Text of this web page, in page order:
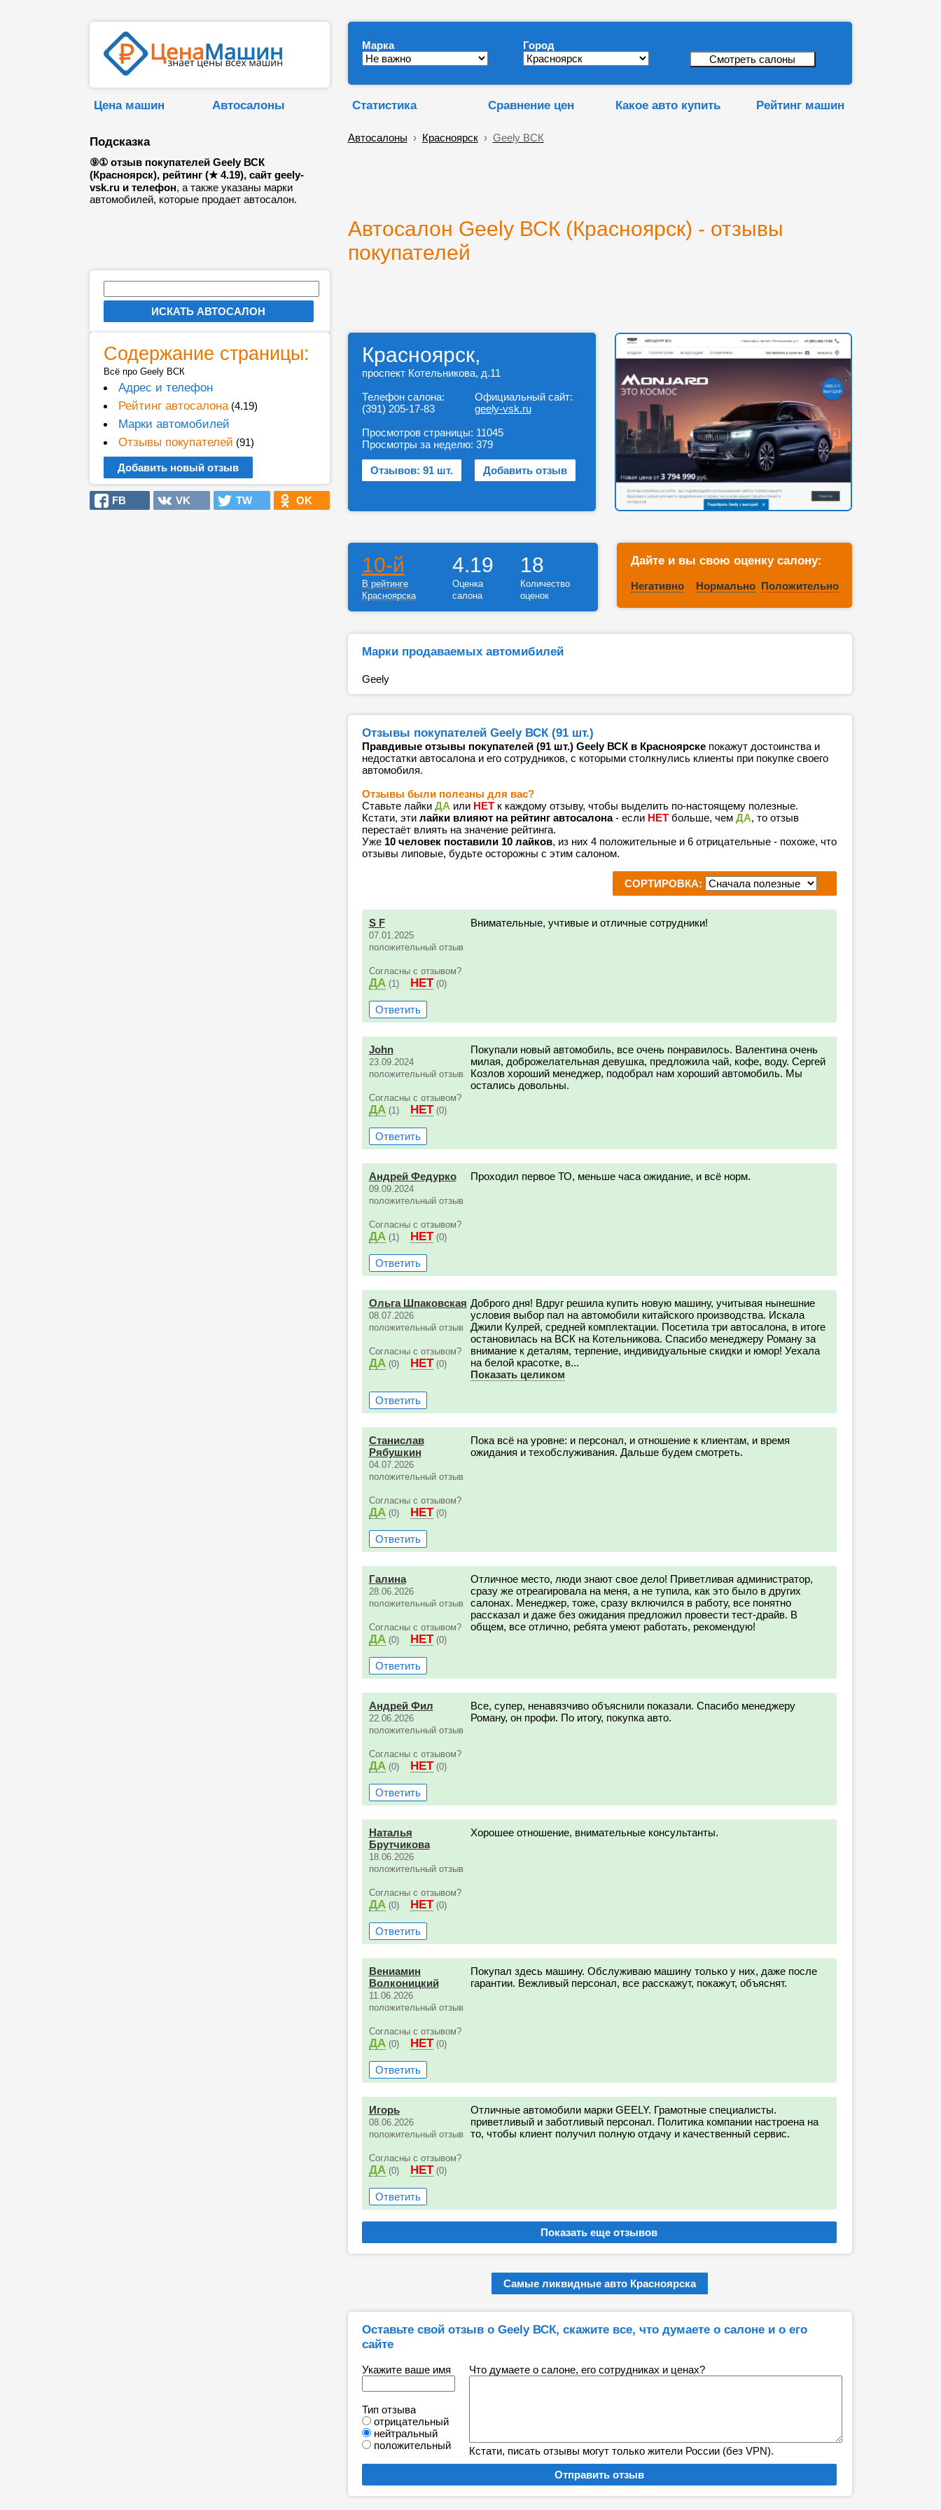
Марка Город
Цена машин Автосалоны Статистика Сравнение цен Какое авто купить Рейтинг машин
Подсказка
⑨① отзыв покупателей Geely ВСК
(Красноярск), рейтинг (★ 4.19), сайт geely-
vsk.ru и телефон, а также указаны марки
автомобилей, которые продает автосалон.
Автосалоны › Красноярск› Geely ВСК
Автосалон Geely ВСК (Красноярск) - отзывы
покупателей
Содержание страницы:
Всё про Geely ВСК
Адрес и телефон
Рейтинг автосалона(4.19)
Марки автомобилей
Отзывы покупателей (91)
Добавить новый отзыв
FB VK TW OK
Красноярск,
проспект Котельникова, д.11
Телефон салона:
(391) 205-17-83
Официальный сайт:
geely-vsk.ru
Просмотров страницы:
Просмотры за неделю:
11045
379
Отзывов: 91 шт. Добавить отзыв
10-й
В рейтинге
Красноярска
4.19
Оценка
салона
18
Количество
оценок
Дайте и вы свою оценку салону:
Негативно Нормально Положительно
Марки продаваемых автомибилей
Geely
Отзывы покупателей Geely ВСК (91 шт.)
Правдивые отзывы покупателей (91 шт.) Geely ВСК в Красноярскепокажут достоинства и
недостатки автосалона и его сотрудников, с которыми столкнулись клиенты при покупке своего
автомобиля.
Отзывы были полезны для вас?
Ставьте лайки ДА или НЕТк каждому отзыву, чтобы выделить по-настоящему полезные.
Кстати, эти лайки влияют на рейтинг автосалона- если НЕТбольше, чем ДА, то отзыв
перестаёт влиять на значение рейтинга.
Уже 10 человек поставили 10 лайков, из них 4 положительные и 6 отрицательные - похоже, что
отзывы липовые, будьте осторожны с этим салоном.
СОРТИРОВКА:
S F
07.01.2025
положительный отзыв
Согласны с отзывом?
ДА (1) НЕТ (0)
Внимательные, учтивые и отличные сотрудники!
Ответить
John
23.09.2024
положительный отзыв
Согласны с отзывом?
ДА (1) НЕТ (0)
Покупали новый автомобиль, все очень понравилось. Валентина очень
милая, доброжелательная девушка, предложила чай, кофе, воду. Сергей
Козлов хороший менеджер, подобрал нам хороший автомобиль. Мы
остались довольны.
Ответить
Андрей Федурко
09.09.2024
положительный отзыв
Согласны с отзывом?
ДА (1) НЕТ (0)
Проходил первое ТО, меньше часа ожидание, и всё норм.
Ответить
Ольга Шпаковская
08.07.2026
положительный отзыв
Согласны с отзывом?
ДА (0) НЕТ (0)
Доброго дня! Вдруг решила купить новую машину, учитывая нынешние
условия выбор пал на автомобили китайского производства. Искала
Джили Кулрей, средней комплектации. Посетила три автосалона, в итоге
остановилась на ВСК на Котельникова. Спасибо менеджеру Роману за
внимание к деталям, терпение, индивидуальные скидки и юмор! Уехала
на белой красотке, в...
Показать целиком
Ответить
Станислав
Рябушкин
04.07.2026
положительный отзыв
Согласны с отзывом?
ДА (0) НЕТ (0)
Пока всё на уровне: и персонал, и отношение к клиентам, и время
ожидания и техобслуживания. Дальше будем смотреть.
Ответить
Галина
28.06.2026
положительный отзыв
Согласны с отзывом?
ДА (0) НЕТ (0)
Отличное место, люди знают свое дело! Приветливая администратор,
сразу же отреагировала на меня, а не тупила, как это было в других
салонах. Менеджер, тоже, сразу включился в работу, все понятно
рассказал и даже без ожидания предложил провести тест-драйв. В
общем, все отлично, ребята умеют работать, рекомендую!
Ответить
Андрей Фил
22.06.2026
положительный отзыв
Согласны с отзывом?
ДА (0) НЕТ (0)
Все, супер, ненавязчиво объяснили показали. Спасибо менеджеру
Роману, он профи. По итогу, покупка авто.
Ответить
Наталья
Брутчикова
18.06.2026
положительный отзыв
Согласны с отзывом?
ДА (0) НЕТ (0)
Хорошее отношение, внимательные консультанты.
Ответить
Вениамин
Волконицкий
11.06.2026
положительный отзыв
Согласны с отзывом?
ДА (0) НЕТ (0)
Покупал здесь машину. Обслуживаю машину только у них, даже после
гарантии. Вежливый персонал, все расскажут, покажут, объяснят.
Ответить
Игорь
08.06.2026
положительный отзыв
Согласны с отзывом?
ДА (0) НЕТ (0)
Отличные автомобили марки GEELY. Грамотные специалисты.
приветливый и заботливый персонал. Политика компании настроена на
то, чтобы клиент получил полную отдачу и качественный сервис.
Ответить
Самые ликвидные авто Красноярска
Оставьте свой отзыв о Geely ВСК, скажите все, что думаете о салоне и о его
сайте
Укажите ваше имя
Тип отзыва
отрицательный
нейтральный
положительный
Что думаете о салоне, его сотрудниках и ценах?
Кстати, писать отзывы могут только жители России (без VPN).